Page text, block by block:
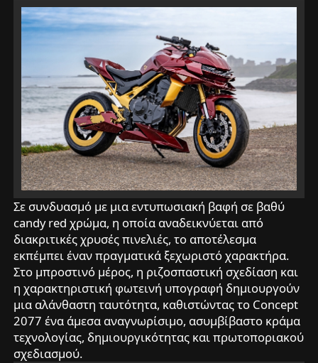
Σε συνδυασμό με μια εντυπωσιακή βαφή σε βαθύ
candy red χρώμα, η οποία αναδεικνύεται από
διακριτικές χρυσές πινελιές, το αποτέλεσμα
εκπέμπει έναν πραγματικά ξεχωριστό χαρακτήρα.
Στο μπροστινό μέρος, η ριζοσπαστική σχεδίαση και
η χαρακτηριστική φωτεινή υπογραφή δημιουργούν
μια αλάνθαστη ταυτότητα, καθιστώντας το Concept
2077 ένα άμεσα αναγνωρίσιμο, ασυμβίβαστο κράμα
τεχνολογίας, δημιουργικότητας και πρωτοποριακού
σχεδιασμού.